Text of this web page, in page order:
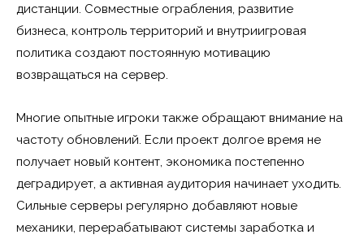
дистанции. Совместные ограбления, развитие
бизнеса, контроль территорий и внутриигровая
политика создают постоянную мотивацию
возвращаться на сервер.
Многие опытные игроки также обращают внимание на
частоту обновлений. Если проект долгое время не
получает новый контент, экономика постепенно
деградирует, а активная аудитория начинает уходить.
Сильные серверы регулярно добавляют новые
механики, перерабатывают системы заработка и